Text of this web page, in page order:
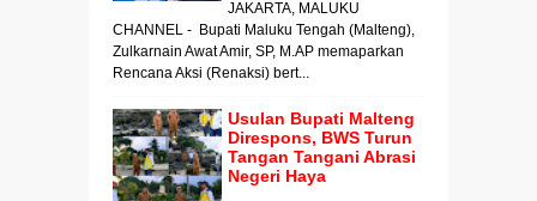
JAKARTA, MALUKU
CHANNEL - Bupati Maluku Tengah (Malteng),
Zulkarnain Awat Amir, SP, M.AP memaparkan
Rencana Aksi (Renaksi) bert...
Usulan Bupati Malteng
Direspons, BWS Turun
Tangan Tangani Abrasi
Negeri Haya